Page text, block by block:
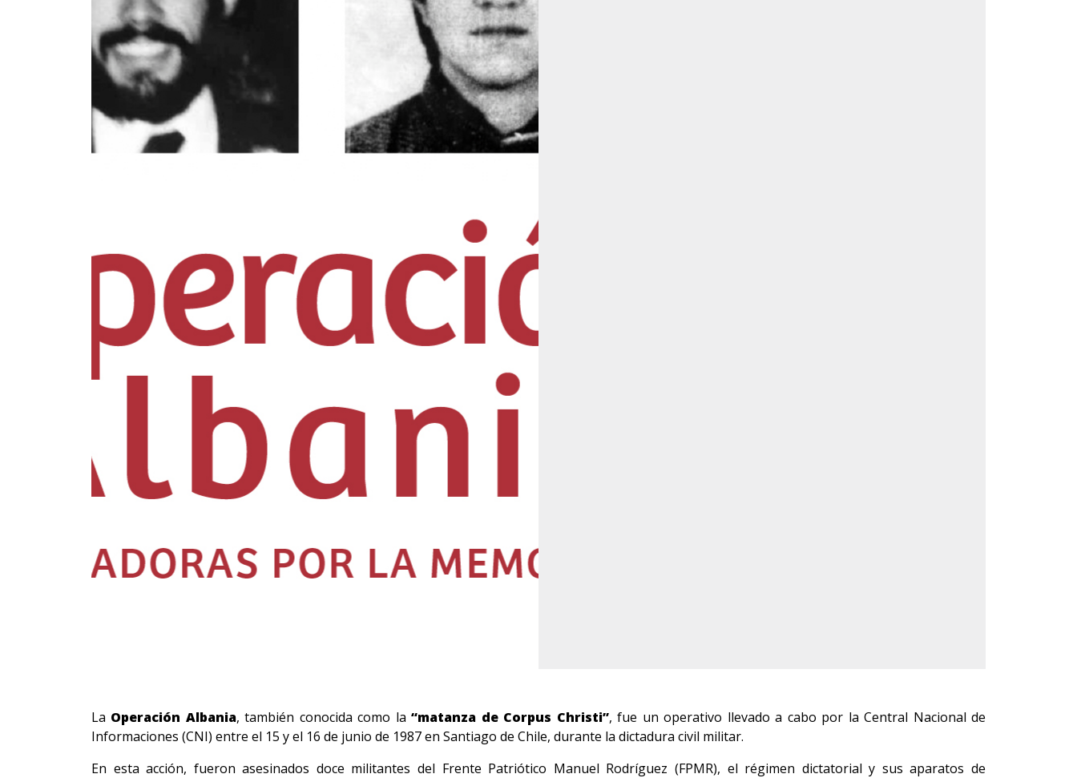
La Operación Albania, también conocida como la“matanza de Corpus Christi”, fue un operativo llevado a cabo por la Central Nacional de
Informaciones (CNI) entre el 15 y el 16 de junio de 1987 en Santiago de Chile, durante la dictadura civil militar.
En esta acción, fueron asesinados doce militantes del Frente Patriótico Manuel Rodríguez (FPMR), el régimen dictatorial y sus aparatos de